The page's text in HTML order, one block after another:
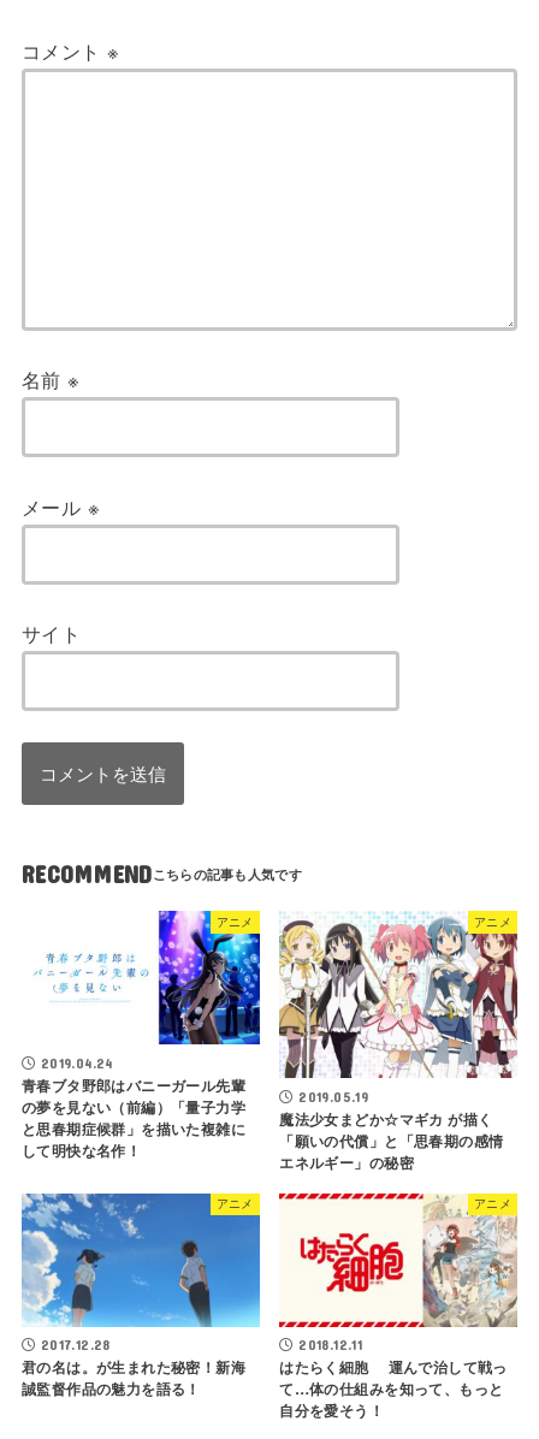
コメント ※
名前※
メール ※
サイト
RECOMMEND
アニメ
2019.04.24
青春ブタ野郎はバニーガール先輩
の夢を見ない（前編）「量子力学
と思春期症候群」を描いた複雑に
して明快な名作！
アニメ
2019.05.19
魔法少女まどか☆マギカ が描く
「願いの代償」と「思春期の感情
エネルギー」の秘密
アニメ
2017.12.28
君の名は。が生まれた秘密！新海
誠監督作品の魅力を語る！
アニメ
2018.12.11
はたらく細胞 運んで治して戦っ
て…体の仕組みを知って、もっと
自分を愛そう！